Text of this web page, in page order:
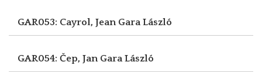
GAR053: Cayrol, Jean Gara László
GAR054: Čep, Jan Gara László